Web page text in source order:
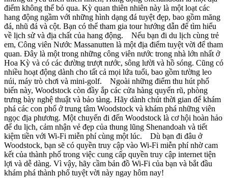
điểm không thể bỏ qua. Kỳ quan thiên nhiên này là một loạt các
hang động ngầm với những hình dạng đá tuyệt đẹp, bao gồm măng
đá, nhũ đá và cột. Bạn có thể tham gia tour hướng dẫn để tìm hiểu
về lịch sử và địa chất của hang động. Nếu bạn đi du lịch cùng trẻ
em, Công viên Nước Massanutten là một địa điểm tuyệt vời để tham
quan. Đây là một trong những công viên nước trong nhà lớn nhất ở
Hoa Kỳ và có các đường trượt nước, sông lười và hồ sóng. Cũng có
nhiều hoạt động dành cho tất cả mọi lứa tuổi, bao gồm tường leo
núi, máy trò chơi và mini-golf. Ngoài những điểm thu hút phổ
biến này, Woodstock còn đầy ắp các cửa hàng quyến rũ, phòng
trưng bày nghệ thuật và bảo tàng. Hãy dành chút thời gian để khám
phá các con phố ở trung tâm Woodstock và khám phá những viên
ngọc địa phương. Một chuyến đi đến Woodstock là cơ hội hoàn hảo
để du lịch, cảm nhận vẻ đẹp của thung lũng Shenandoah và tiết
kiệm tiền với Wi-Fi miễn phí cùng một lúc. Dù bạn đi đâu ở
Woodstock, bạn sẽ có quyền truy cập vào Wi-Fi miễn phí nhờ cam
kết của thành phố trong việc cung cấp quyền truy cập internet tiện
lợi và dễ dàng. Vì vậy, hãy cầm bản đồ Wi-Fi của bạn và bắt đầu
khám phá thành phố tuyệt vời này ngay hôm nay!